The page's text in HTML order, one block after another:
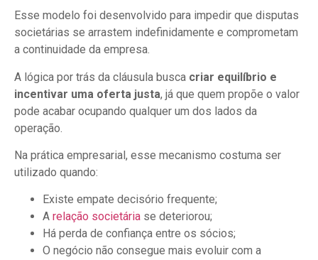
Esse modelo foi desenvolvido para impedir que disputas
societárias se arrastem indefinidamente e comprometam
a continuidade da empresa.
A lógica por trás da cláusula busca criar equilíbrio e
incentivar uma oferta justa, já que quem propõe o valor
pode acabar ocupando qualquer um dos lados da
operação.
Na prática empresarial, esse mecanismo costuma ser
utilizado quando:
Existe empate decisório frequente;
A relação societária se deteriorou;
Há perda de confiança entre os sócios;
O negócio não consegue mais evoluir com a